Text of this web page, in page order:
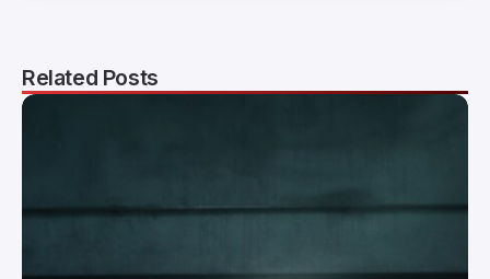
Related Posts